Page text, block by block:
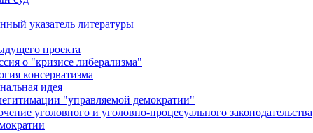
указатель литературы
проекта
о "кризисе либерализма"
консерватизма
идея
"управляемой демократии"
уголовного и уголовно-процесуального законодательства